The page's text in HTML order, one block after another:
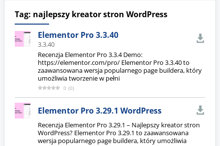
Tag: najlepszy kreator stron WordPress
Elementor Pro 3.3.40
3.3.40
Recenzja Elementor Pro 3.3.4 Demo:
https://elementor.com/pro/ Elementor Pro 3.3.40 to
zaawansowana wersja popularnego page buildera, który
umożliwia tworzenie w pełni
0 (0)
Elementor Pro 3.29.1 WordPress
Recenzja Elementor Pro 3.29.1 – Najlepszy kreator stron
WordPress? Elementor Pro 3.29.1 to zaawansowana
wersja popularnego page buildera, który umożliwia